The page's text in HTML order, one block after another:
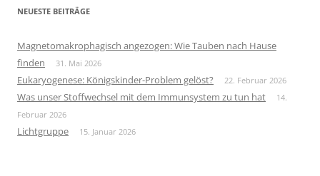
NEUESTE BEITRÄGE
Magnetomakrophagisch angezogen: Wie Tauben nach Hause
finden
31. Mai 2026
Eukaryogenese: Königskinder-Problem gelöst? 22. Februar 2026
Was unser Stoffwechsel mit dem Immunsystem zu tun hat
14.
Februar 2026
Lichtgruppe 15. Januar 2026